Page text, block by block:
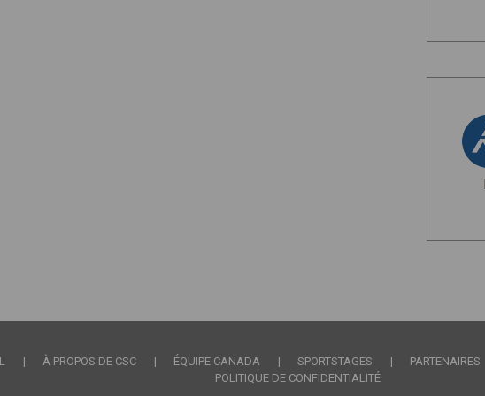
À PROPOS DE CSC ÉQUIPE CANADA SPORTSTAGES PARTENAIRES
POLITIQUE DE CONFIDENTIALITÉ